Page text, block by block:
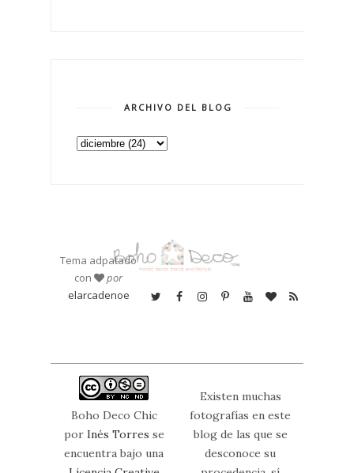
ARCHIVO DEL BLOG
Tema adpatado
con
por
elarcadenoe
Boho Deco Chic
por Inés Torres se
encuentra bajo una
Existen muchas
fotografías en este
blog de las que se
desconoce su